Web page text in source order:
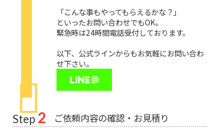
「こんな事もやってもらえるかな？」
といったお問い合わせでもOK。
緊急時は24時間電話受付しております。
以下、公式ラインからもお気軽にお問い合わ
せ下さい。
Step 2 ご依頼内容の確認・お見積り